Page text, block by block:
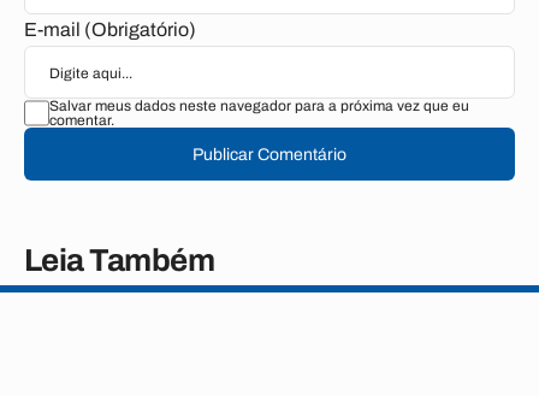
E-mail (Obrigatório)
Salvar meus dados neste navegador para a próxima vez que eu
comentar.
Publicar Comentário
Leia Também